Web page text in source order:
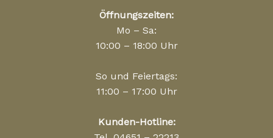
Öffnungszeiten:
Mo – Sa:
10:00 – 18:00 Uhr
So und Feiertags:
11:00 – 17:00 Uhr
Kunden-Hotline: